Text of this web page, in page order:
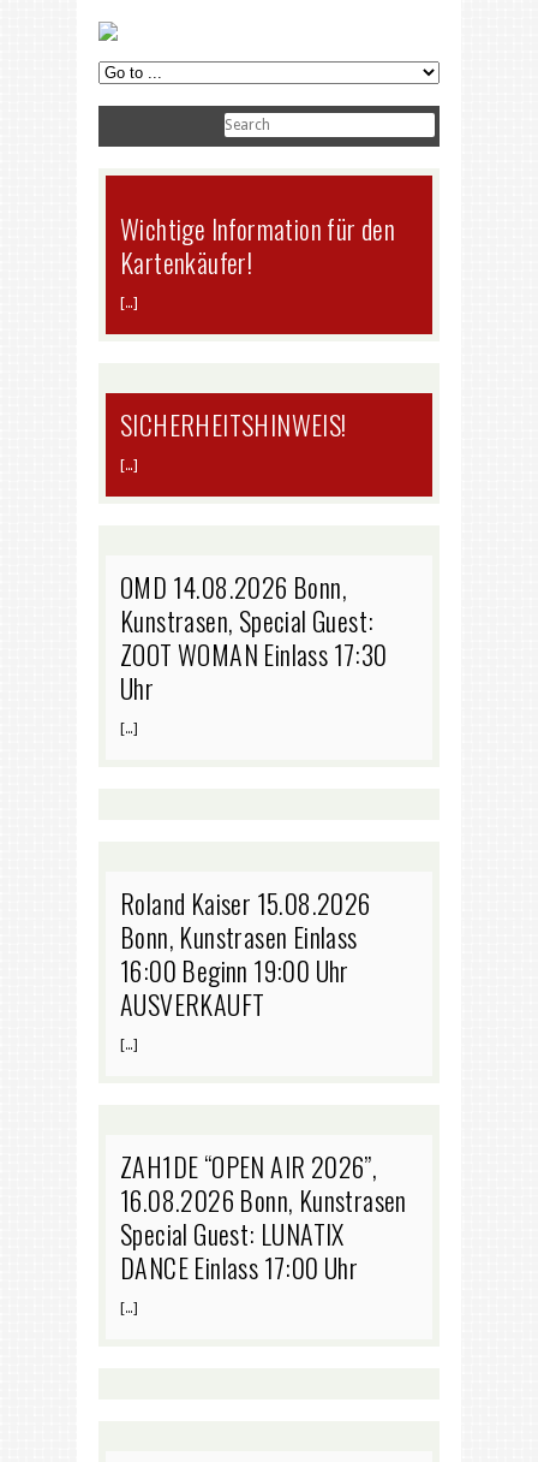
Wichtige Information für den
Kartenkäufer!
[…]
SICHERHEITSHINWEIS!
[…]
OMD 14.08.2026 Bonn,
Kunstrasen, Special Guest:
ZOOT WOMAN Einlass 17:30
Uhr
[…]
Roland Kaiser 15.08.2026
Bonn, Kunstrasen Einlass
16:00 Beginn 19:00 Uhr
AUSVERKAUFT
[…]
ZAH1DE “OPEN AIR 2026”,
16.08.2026 Bonn, Kunstrasen
Special Guest: LUNATIX
DANCE Einlass 17:00 Uhr
[…]